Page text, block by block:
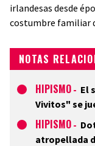
irlandesas desde
costumbre familiar
NOTAS
HIPISMO - El
Vivitos" se
HIPISMO -
atropellada